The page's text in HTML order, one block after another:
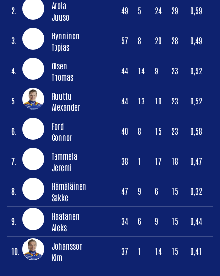
2.
Arola
Juuso
49 5 24 29 0,59
3.
Hynninen
Topias
57 8 20 28 0,49
4.
Olsen
Thomas
44 14 9 23 0,52
5.
Ruuttu
Alexander
44 13 10 23 0,52
6.
Ford
Connor
40 8 15 23 0,58
7.
Tammela
Jeremi
38 1 17 18 0,47
8.
Hämäläinen
Sakke
47 9 6 15 0,32
9.
Haatanen
Aleks
34 6 9 15 0,44
10.
Johansson
Kim
37 1 14 15 0,41